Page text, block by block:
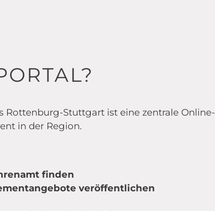
Rottenburg-Stuttgart ist eine zentrale Online-
in der Region.
finden
veröffentlichen